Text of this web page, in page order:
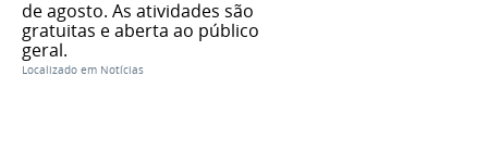
de agosto. As atividades são
gratuitas e aberta ao público
geral.
Localizado em Notícias